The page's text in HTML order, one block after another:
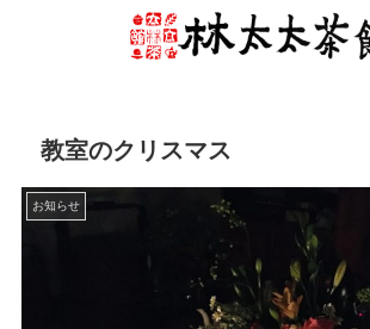
教室のクリスマス
お知らせ